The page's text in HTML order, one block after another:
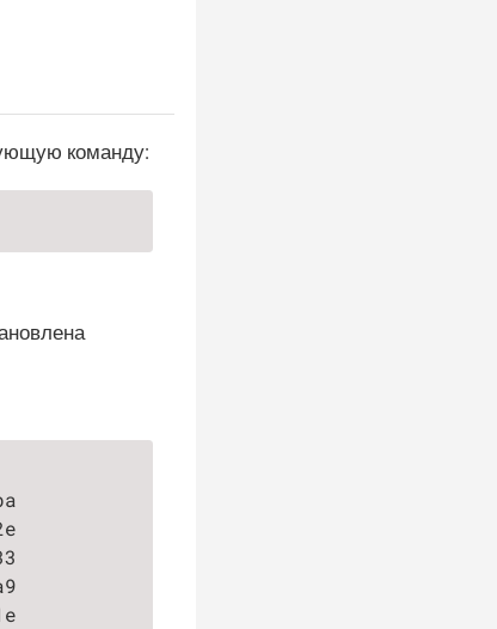
команду:
STATUS    VOLUME
Bound     pvc-
Bound     pvc-
Bound     pvc-
Bound     pvc-3f36e415-
Bound     pvc-